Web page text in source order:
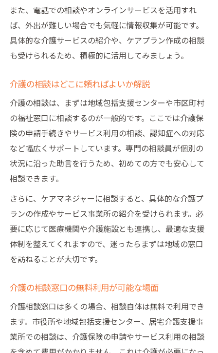
介護に関する悩みを市役所で相談する流れ
市役所の介護相談は無料で利用できるのか
市役所が提供する介護相談サービスの特徴
また、電話での相談やオンラインサービスを活用すれ
ば、外出が難しい場合でも気軽に情報収集が可能です。
具体的な介護サービスの紹介や、ケアプラン作成の相談
も受けられるため、積極的に活用してみましょう。
介護の相談はどこに頼ればよいか解説
介護の相談は、まずは地域包括支援センターや市区町村
の福祉窓口に相談するのが一般的です。ここでは介護保
険の申請手続きやサービス利用の相談、認知症への対応
など幅広くサポートしています。専門の相談員が個別の
状況に沿った助言を行うため、初めての方でも安心して
相談できます。
さらに、ケアマネジャーに相談すると、具体的な介護プ
ランの作成やサービス事業所の紹介を受けられます。必
要に応じて医療機関や介護施設とも連携し、最適な支援
体制を整えてくれますので、迷ったらまずは地域の窓口
を訪ねることが大切です。
介護の相談窓口の無料利用が可能な場面
介護相談窓口は多くの場合、相談自体は無料で利用でき
ます。市役所や地域包括支援センター、居宅介護支援事
業所での相談は、介護保険の申請やサービス利用の相談